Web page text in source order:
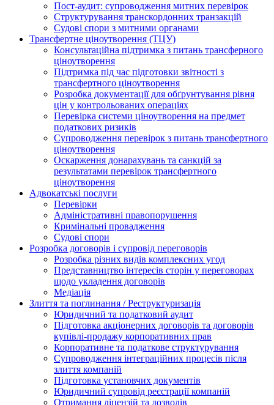
Пост-аудит: супроводження митних перевірок
Структурування транскордонних транзакцій
Судові спори з митними органами
Трансфертне ціноутворення (ТЦУ)
Консультаційна підтримка з питань трансферного
ціноутворення
Підтримка під час підготовки звітності з
трансфертного ціноутворення
Розробка документації для обґрунтування рівня
цін у контрольованих операціях
Перевірка системи ціноутворення на предмет
податкових ризиків
Супроводження перевірок з питань трансфертного
ціноутворення
Оскарження донарахувань та санкцій за
результатами перевірок трансфертного
ціноутворення
Адвокатські послуги
Перевірки
Адміністративні правопорушення
Кримінальні провадження
Судові спори
Розробка договорів і супровід переговорів
Розробка різних видів комплексних угод
Представництво інтересів сторін у переговорах
щодо укладення договорів
Медіація
Злиття та поглинання / Реструктуризація
Юридичний та податковий аудит
Підготовка акціонерних договорів та договорів
купівлі-продажу корпоративних прав
Корпоративне та податкове структурування
Супроводження інтеграційних процесів після
злиття компаній
Підготовка установчих документів
Юридичний супровід реєстрації компаній
Отримання ліцензій та дозволів